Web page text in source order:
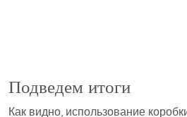
Подведем итоги
Как видно, использование